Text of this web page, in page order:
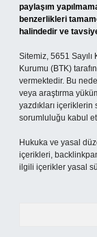
paylaşım
benzerlikleri
halindedir ve
Sitemiz, 5651
Kurumu (BTK)
vermektedir. Bu
veya araştırma
yazdıkları
sorumluluğu kabul
Hukuka ve yasal
içerikleri,
ilgili içerikler yasal